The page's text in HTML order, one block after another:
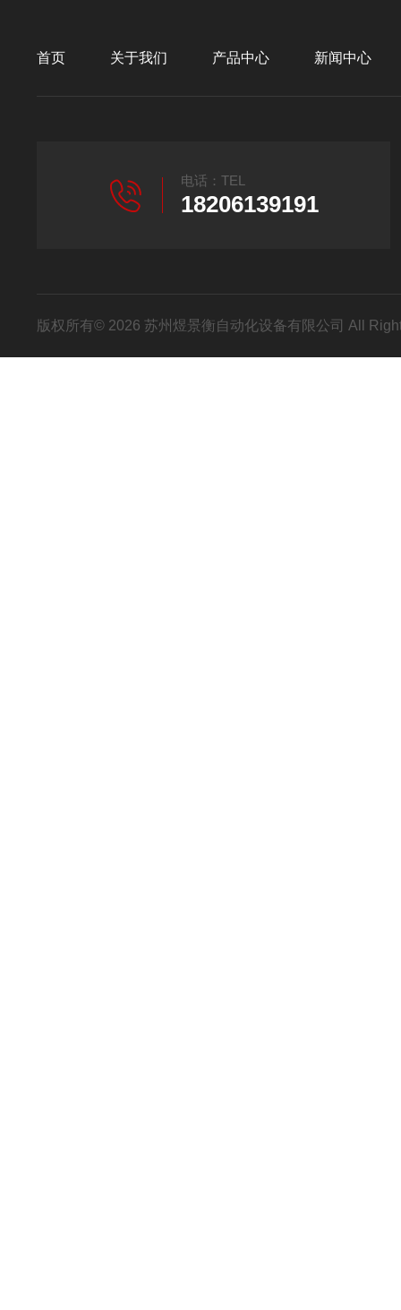
首页 关于我们 产品中心 新闻中心
电话：TEL
18206139191
版权所有© 2026 苏州煜景衡自动化设备有限公司 All